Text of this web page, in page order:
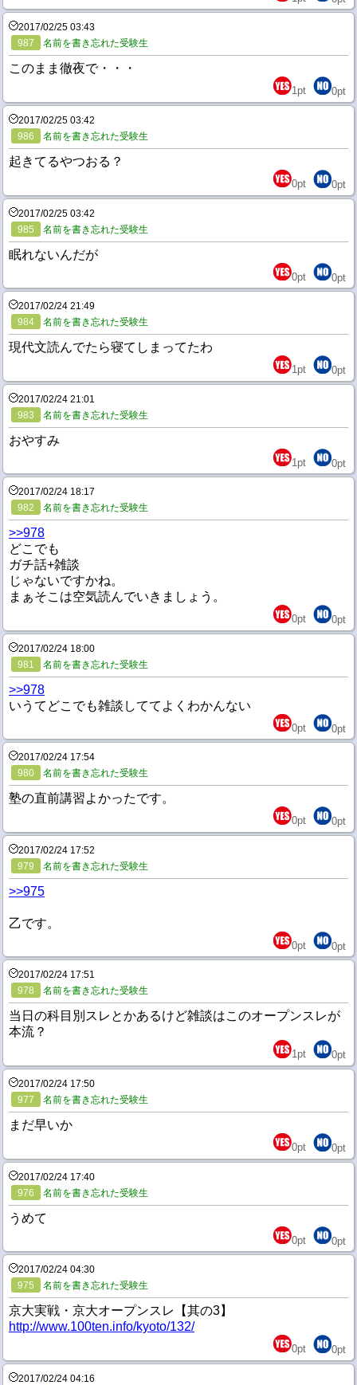
2017/02/25 03:43
987
名前を書き忘れた受験生
このまま徹夜で・・・
1pt 0pt
2017/02/25 03:42
986
名前を書き忘れた受験生
起きてるやつおる？
0pt 0pt
2017/02/25 03:42
985
名前を書き忘れた受験生
眠れないんだが
0pt 0pt
2017/02/24 21:49
984
名前を書き忘れた受験生
現代文読んでたら寝てしまってたわ
1pt 0pt
2017/02/24 21:01
983
名前を書き忘れた受験生
おやすみ
1pt 0pt
2017/02/24 18:17
982
名前を書き忘れた受験生
>>978
どこでも
ガチ話+雑談
じゃないですかね。
まぁそこは空気読んでいきましょう。
0pt 0pt
2017/02/24 18:00
981
名前を書き忘れた受験生
>>978
いうてどこでも雑談しててよくわかんない
0pt 0pt
2017/02/24 17:54
980
名前を書き忘れた受験生
塾の直前講習よかったです。
0pt 0pt
2017/02/24 17:52
979
名前を書き忘れた受験生
>>975
乙です。
0pt 0pt
2017/02/24 17:51
978
名前を書き忘れた受験生
当日の科目別スレとかあるけど雑談はこのオープンスレが
本流？
1pt 0pt
2017/02/24 17:50
977
名前を書き忘れた受験生
まだ早いか
0pt 0pt
2017/02/24 17:40
976
名前を書き忘れた受験生
うめて
0pt 0pt
2017/02/24 04:30
975
名前を書き忘れた受験生
京大実戦・京大オープンスレ【其の3】
http://www.100ten.info/kyoto/132/
0pt 0pt
2017/02/24 04:16